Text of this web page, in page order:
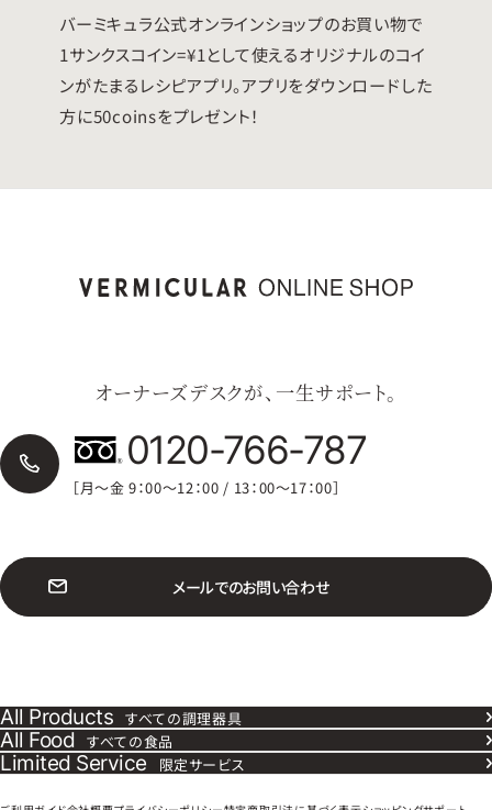
バーミキュラ公式オンラインショップのお買い物で
1サンクスコイン=¥1として使えるオリジナルのコイ
ンがたまるレシピアプリ。アプリをダウンロードした
方に50coinsをプレゼント！
オーナーズデスクが、一生サポート。
0120-766-787
［月〜金 9：00〜12：00 / 13：00〜17：00］
メールでのお問い合わせ
All Products すべての調理器具
All Food すべての食品
Limited Service 限定サービス